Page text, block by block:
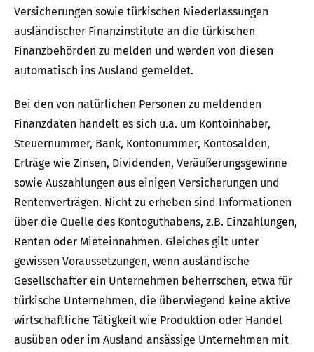
Versicherungen sowie türkischen Niederlassungen
ausländischer Finanzinstitute an die türkischen
Finanzbehörden zu melden und werden von diesen
automatisch ins Ausland gemeldet.
Bei den von natürlichen Personen zu meldenden
Finanzdaten handelt es sich u.a. um Kontoinhaber,
Steuernummer, Bank, Kontonummer, Kontosalden,
Erträge wie Zinsen, Dividenden, Veräußerungsgewinne
sowie Auszahlungen aus einigen Versicherungen und
Rentenverträgen. Nicht zu erheben sind Informationen
über die Quelle des Kontoguthabens, z.B. Einzahlungen,
Renten oder Mieteinnahmen. Gleiches gilt unter
gewissen Voraussetzungen, wenn ausländische
Gesellschafter ein Unternehmen beherrschen, etwa für
türkische Unternehmen, die überwiegend keine aktive
wirtschaftliche Tätigkeit wie Produktion oder Handel
ausüben oder im Ausland ansässige Unternehmen mit